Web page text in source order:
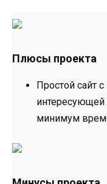
Плюсы проекта
Простой сайт
минимум